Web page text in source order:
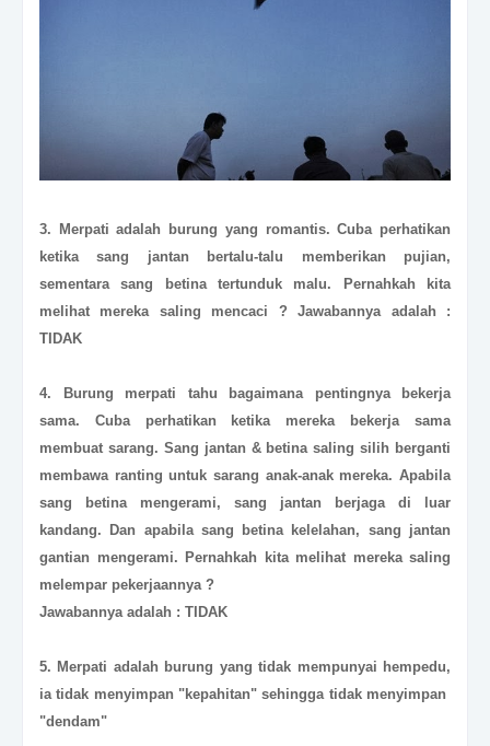
3. Merpati adalah burung yang romantis. Cuba perhatikan
ketika sang jantan bertalu-talu memberikan pujian,
sementara sang betina tertunduk malu. Pernahkah kita
melihat mereka saling mencaci ? Jawabannya adalah :
TIDAK
4. Burung merpati tahu bagaimana pentingnya bekerja
sama. Cuba perhatikan ketika mereka bekerja sama
membuat sarang. Sang jantan & betina saling silih berganti
membawa ranting untuk sarang anak-anak mereka. Apabila
sang betina mengerami, sang jantan berjaga di luar
kandang. Dan apabila sang betina kelelahan, sang jantan
gantian mengerami. Pernahkah kita melihat mereka saling
melempar pekerjaannya ?
Jawabannya adalah : TIDAK
5. Merpati adalah burung yang tidak mempunyai hempedu,
ia tidak menyimpan "kepahitan" sehingga tidak menyimpan
"dendam"